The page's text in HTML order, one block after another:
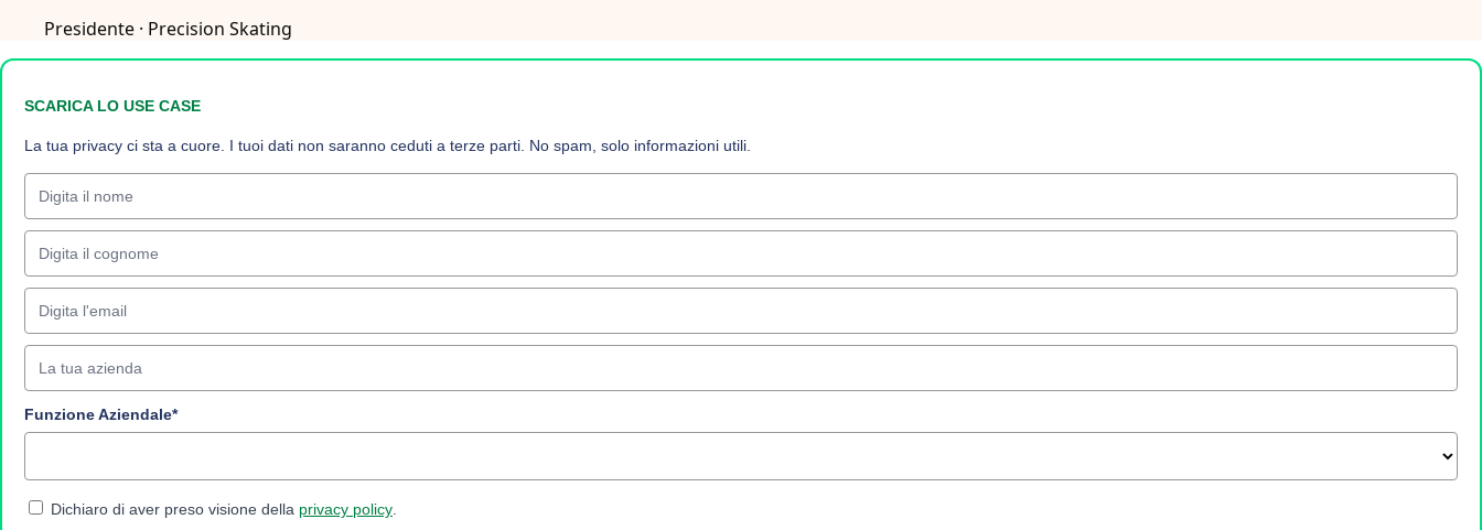
Presidente · Precision Skating
SCARICA LO USE CASE
La tua privacy ci sta a cuore. I tuoi dati non saranno ceduti a terze parti. No spam, solo informazioni utili.
Funzione Aziendale*
Dichiaro di aver preso visione della privacy policy